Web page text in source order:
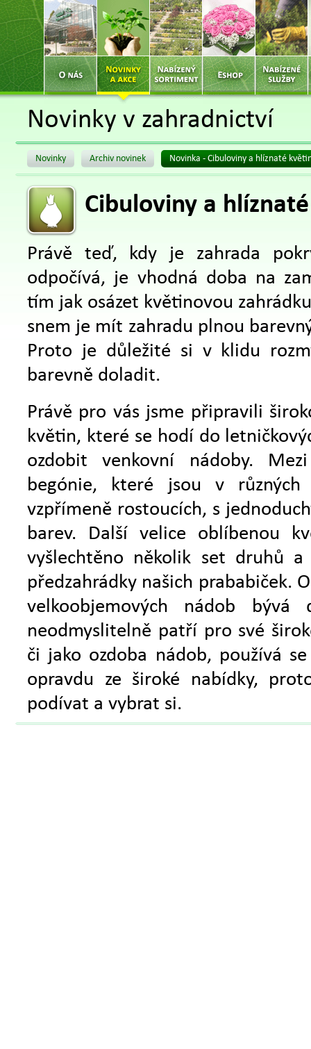
Novinky v zahradnictví
Novinky Archiv novinek Novinka - Cibuloviny a hlíznaté
Cibuloviny a
Právě teď, kdy je zahrada
odpočívá, je vhodná doba na
tím jak osázet květinovou
snem je mít zahradu plnou
Proto je důležité si v klidu
barevně doladit.
Právě pro vás jsme připravili
květin, které se hodí do
ozdobit venkovní nádoby.
begónie, které jsou v
vzpřímeně rostoucích, s
barev. Další velice oblíbenou
vyšlechtěno několik set druhů
předzahrádky našich prababiček.
velkoobjemových nádob
neodmyslitelně patří pro své
či jako ozdoba nádob, používá
opravdu ze široké nabídky,
podívat a vybrat si.